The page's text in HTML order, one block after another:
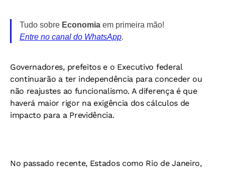
Tudo sobre Economia em primeira mão!
Entre no canal do WhatsApp.
Governadores, prefeitos e o Executivo federal
continuarão a ter independência para conceder ou
não reajustes ao funcionalismo. A diferença é que
haverá maior rigor na exigência dos cálculos de
impacto para a Previdência.
No passado recente, Estados como Rio de Janeiro,